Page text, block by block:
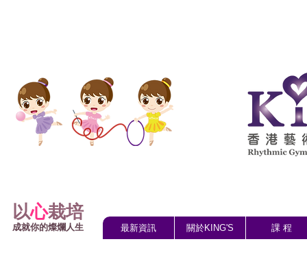
以心栽培
成就你的燦爛人生 最新資訊 關於KING'S 課 程